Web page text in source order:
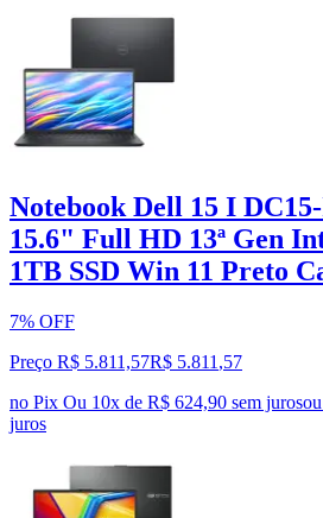
Notebook Dell 15 I
15.6" Full HD 13ª Gen
1TB SSD Win 11 Preto
7% OFF
Preço R$ 5.811,57R$ 5.811 ,57
no Pix Ou 10x de R$ 624,90 sem jurosou
juros